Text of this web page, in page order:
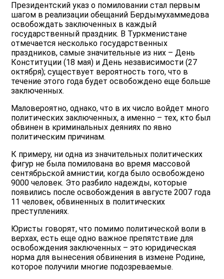
Президентский указ о помиловании стал первым
шагом в реализации обещаний Бердымухаммедова
освобождать заключенных в каждый
государственный праздник. В Туркменистане
отмечается несколько государственных
праздников, самые значительные из них – День
Конституции (18 мая) и День независимости (27
октября); существует вероятность того, что в
течение этого года будет освобождено еще больше
заключенных.
Маловероятно, однако, что в их число войдет много
политических заключенных, а именно – тех, кто был
обвинен в криминальных деяниях по явно
политическим причинам.
К примеру, ни одна из значительных политических
фигур не была помилована во время массовой
сентябрьской амнистии, когда было освобождено
9000 человек. Это разбило надежды, которые
появились после освобождения в августе 2007 года
11 человек, обвиненных в политических
преступлениях.
Юристы говорят, что помимо политической воли в
верхах, есть еще одно важное препятствие для
освобождения заключенных – это юридическая
норма для вынесения обвинения в измене Родине,
которое получили многие подозреваемые.